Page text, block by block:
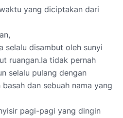
yang diciptakan dari
selalu disambut oleh sunyi
ruangan.Ia tidak pernah
selalu pulang dengan
dan sebuah nama yang
pagi-pagi yang dingin